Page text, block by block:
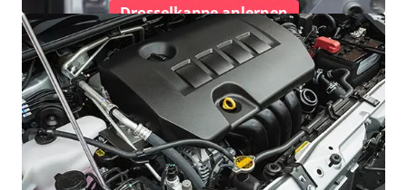
Drosselkappe anlernen